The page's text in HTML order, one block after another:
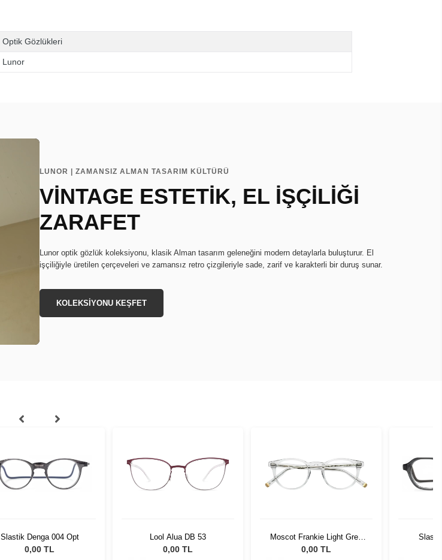
Optik Gözlükleri
Lunor
LUNOR | ZAMANSIZ ALMAN TASARIM KÜLTÜRÜ
VİNTAGE ESTETİK, EL İŞÇİLİĞİ
ZARAFET
Lunor optik gözlük koleksiyonu, klasik Alman tasarım geleneğini modern detaylarla buluşturur. El
işçiliğiyle üretilen çerçeveleri ve zamansız retro çizgileriyle sade, zarif ve karakterli bir duruş sunar.
KOLEKSİYONU KEŞFET
Slastik Denga 004 Opt
0,00 TL
Lool Alua DB 53
0,00 TL
Moscot Frankie Light Grey
48 1202-01
0,00 TL